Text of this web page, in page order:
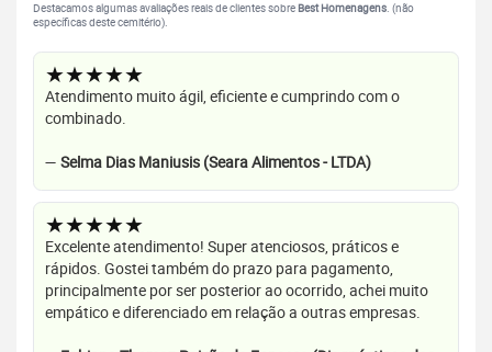
Destacamos algumas avaliações reais de clientes sobre Best Homenagens. (não
específicas deste cemitério).
★★★★★
Atendimento muito ágil, eficiente e cumprindo com o
combinado.
— Selma Dias Maniusis (Seara Alimentos - LTDA)
★★★★★
Excelente atendimento! Super atenciosos, práticos e
rápidos. Gostei também do prazo para pagamento,
principalmente por ser posterior ao ocorrido, achei muito
empático e diferenciado em relação a outras empresas.